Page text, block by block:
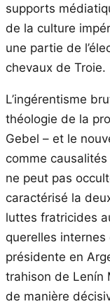
supports
de la culture
une partie de
chevaux de Troie.
L’ingérentisme
théologie de la
Gebel – et le
comme
ne peut pas
caractérisé la
luttes fratricides
querelles
présidente en
trahison de Lenín
de manière